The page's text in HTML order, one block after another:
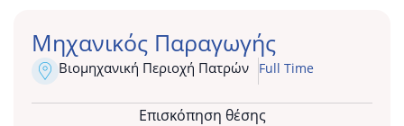
Μηχανικός Παραγωγής
Βιομηχανική Περιοχή Πατρών Full Time
Επισκόπηση θέσης